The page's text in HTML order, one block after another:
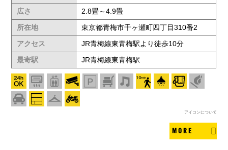
広さ
2.8畳～4.9畳
所在地
東京都青梅市千ヶ瀬町四丁目310番2
アクセス
JR青梅線東青梅駅より徒歩10分
最寄駅
JR青梅線東青梅駅
アイコンについて
MORE